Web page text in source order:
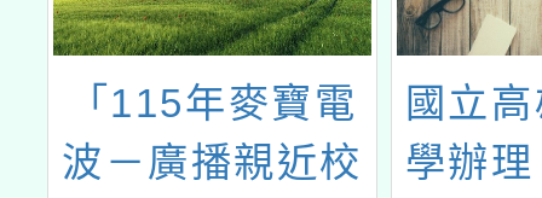
「115年麥寶電
波－廣播親近校
國立
學辦